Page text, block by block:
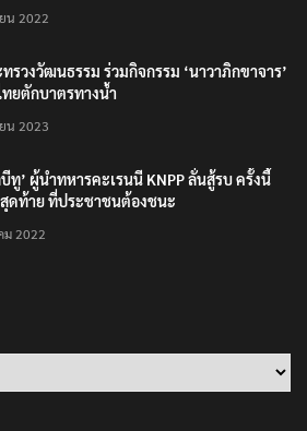
น 2022
รวงวัฒนธรรม ร่วมกิจกรรม ‘นาวาภิกขาจาร’
ยตักบาตรทางน้ำ
น 2023
ทู’ ผู้นำทหารคะเรนนี KNPP ลั่นสู้รบ ครั้งนี้
ดท้าย ที่ประชาชนต้องชนะ
ม 2022